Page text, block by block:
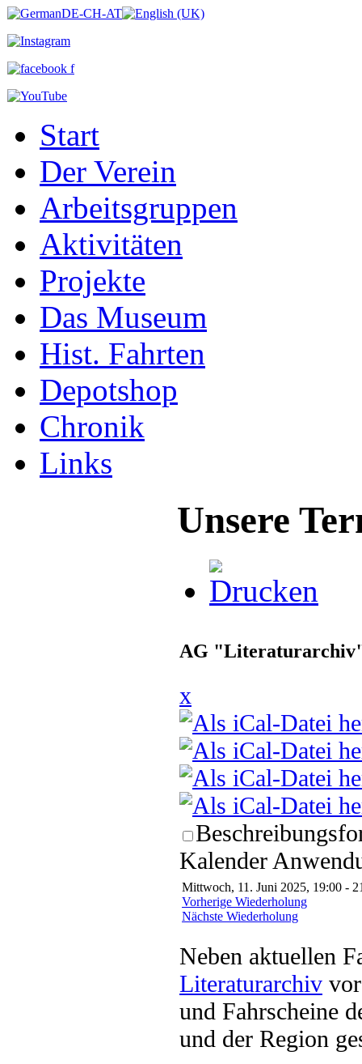
Start
Der Verein
Arbeitsgruppen
Aktivitäten
Projekte
Das Museum
Hist. Fahrten
Depotshop
Chronik
Links
Unsere
AG
x
Kalender
Mittwoch, 11. Juni 2025, 19:00 -
Vorherige Wiederholung
Nächste Wiederholung
Neben aktuellen
Literaturarchiv
und Fahrscheine
und der Region